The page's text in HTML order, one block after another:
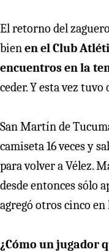
El retorno del
bienen el Club
encuentros en la
ceder. Y esta vez
San Martín de
camiseta 16 veces y
para volver a Vélez.
desde entonces sólo
agregó otros cinco en
¿Cómo un jugador